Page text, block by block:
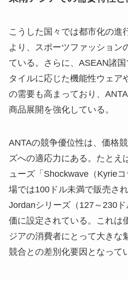
こうした国々では都市化の進
より、スポーツファッション
ている。さらに、ASEAN諸
タイルに応じた機能性ウェア
の需要も高まっており、
商品展開を強化している。
ANTAの競争優位性は、価格
ズへの適応力にある。たとえ
ューズ「Shockwave（Kyrie
場では100ドル未満で販売さ
Jordanシリーズ（127～230
価に設定されている。これは
ジアの消費者にとって大きな
競合との差別化要因となって